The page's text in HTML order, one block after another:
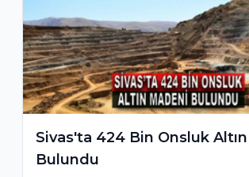
Sivas'ta 424 Bin Onsluk
Bulundu